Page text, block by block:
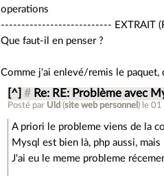
operations
---------------------------
Que faut-il en penser ?
Comme j'ai enlevé/remis le paquet,
[^] # Re: RE: Problème avec
Posté par Uld (site web personnel ) le
A priori le probleme viens de la
Mysql est bien là, php aussi,
J'ai eu le meme probleme